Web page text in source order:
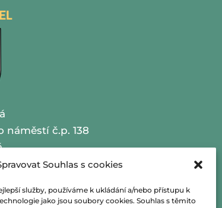
Souhlas s cookies
služby, používáme k ukládání a/nebo přístupu k
jako jsou soubory cookies. Souhlas s těmito
náměstí č.p. 138
201